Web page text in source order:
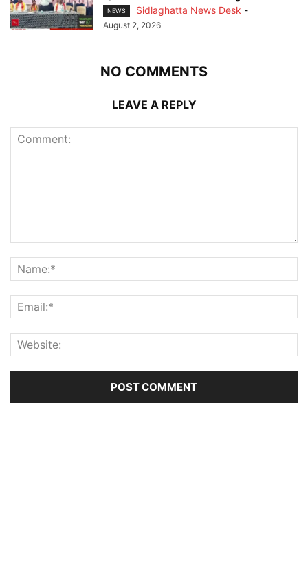
NEWS Sidlaghatta News Desk -
August 2, 2026
NO COMMENTS
LEAVE A REPLY